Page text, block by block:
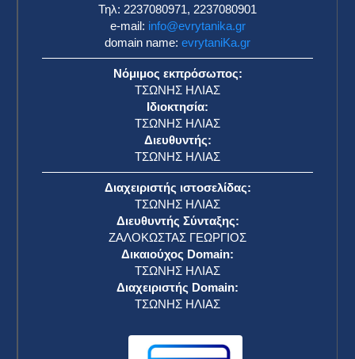
Τηλ: 2237080971, 2237080901
e-mail: info@evrytanika.gr
domain name: evrytaniKa.gr
Νόμιμος εκπρόσωπος:
ΤΣΩΝΗΣ ΗΛΙΑΣ
Ιδιοκτησία:
ΤΣΩΝΗΣ ΗΛΙΑΣ
Διευθυντής:
ΤΣΩΝΗΣ ΗΛΙΑΣ
Διαχειριστής ιστοσελίδας:
ΤΣΩΝΗΣ ΗΛΙΑΣ
Διευθυντής Σύνταξης:
ΖΑΛΟΚΩΣΤΑΣ ΓΕΩΡΓΙΟΣ
Δικαιούχος Domain:
ΤΣΩΝΗΣ ΗΛΙΑΣ
Διαχειριστής Domain:
ΤΣΩΝΗΣ ΗΛΙΑΣ